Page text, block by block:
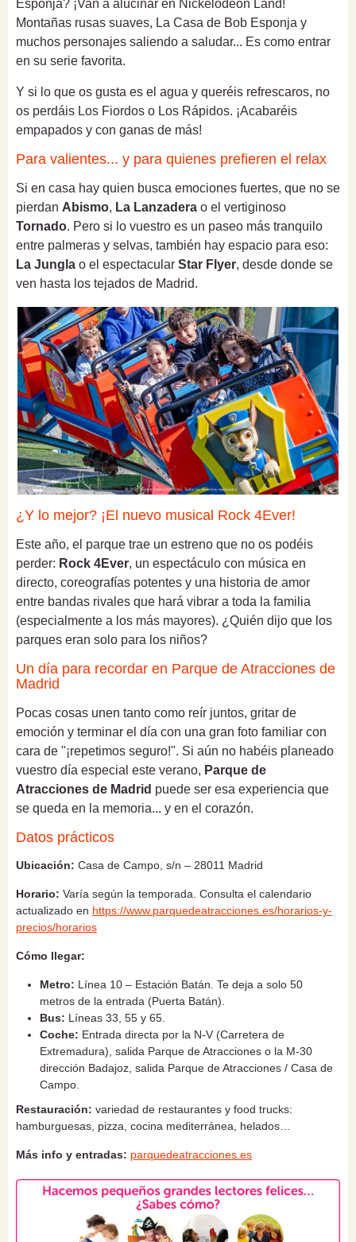
Esponja? ¡Van a alucinar en Nickelodeon Land!
Montañas rusas suaves, La Casa de Bob Esponja y
muchos personajes saliendo a saludar... Es como entrar
en su serie favorita.
Y si lo que os gusta es el agua y queréis refrescaros, no
os perdáis Los Fiordos o Los Rápidos. ¡Acabaréis
empapados y con ganas de más!
Para valientes... y para quienes prefieren el relax
Si en casa hay quien busca emociones fuertes, que no se
pierdan Abismo, La Lanzadera o el vertiginoso
Tornado. Pero si lo vuestro es un paseo más tranquilo
entre palmeras y selvas, también hay espacio para eso:
La Jungla o el espectacular Star Flyer, desde donde se
ven hasta los tejados de Madrid.
¿Y lo mejor? ¡El nuevo musical Rock 4Ever!
Este año, el parque trae un estreno que no os podéis
perder: Rock 4Ever, un espectáculo con música en
directo, coreografías potentes y una historia de amor
entre bandas rivales que hará vibrar a toda la familia
(especialmente a los más mayores). ¿Quién dijo que los
parques eran solo para los niños?
Un día para recordar en Parque de Atracciones de
Madrid
Pocas cosas unen tanto como reír juntos, gritar de
emoción y terminar el día con una gran foto familiar con
cara de "¡repetimos seguro!". Si aún no habéis planeado
vuestro día especial este verano, Parque de
Atracciones de Madrid puede ser esa experiencia que
se queda en la memoria... y en el corazón.
Datos prácticos
Ubicación: Casa de Campo, s/n – 28011 Madrid
Horario: Varía según la temporada. Consulta el calendario
actualizado en https://www.parquedeatracciones.es/horarios-y-
precios/horarios
Cómo llegar:
Metro: Línea 10 – Estación Batán. Te deja a solo 50
metros de la entrada (Puerta Batán).
Bus: Líneas 33, 55 y 65.
Coche: Entrada directa por la N-V (Carretera de
Extremadura), salida Parque de Atracciones o la M-30
dirección Badajoz, salida Parque de Atracciones / Casa de
Campo.
Restauración: variedad de restaurantes y food trucks:
hamburguesas, pizza, cocina mediterránea, helados…
Más info y entradas: parquedeatracciones.es